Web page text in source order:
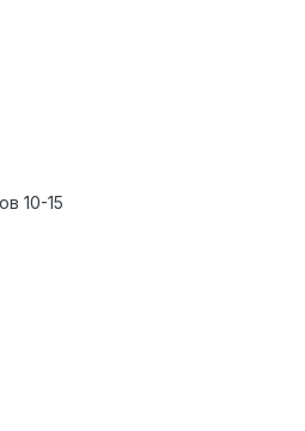
10-15